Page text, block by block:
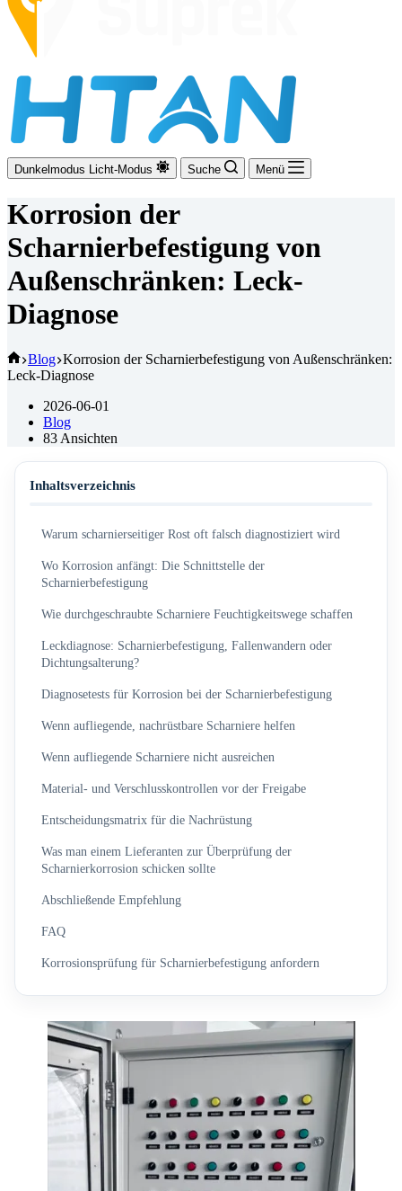
Dunkelmodus Licht-Modus Suche Menü
Korrosion der
Scharnierbefestigung von
Außenschränken: Leck-
Diagnose
Startseite
Blog Korrosion der Scharnierbefestigung von Außenschränken:
Leck-Diagnose
2026-06-01
Blog
83 Ansichten
Inhaltsverzeichnis
Warum scharnierseitiger Rost oft falsch diagnostiziert wird
Wo Korrosion anfängt: Die Schnittstelle der
Scharnierbefestigung
Wie durchgeschraubte Scharniere Feuchtigkeitswege schaffen
Leckdiagnose: Scharnierbefestigung, Fallenwandern oder
Dichtungsalterung?
Diagnosetests für Korrosion bei der Scharnierbefestigung
Wenn aufliegende, nachrüstbare Scharniere helfen
Wenn aufliegende Scharniere nicht ausreichen
Material- und Verschlusskontrollen vor der Freigabe
Entscheidungsmatrix für die Nachrüstung
Was man einem Lieferanten zur Überprüfung der
Scharnierkorrosion schicken sollte
Abschließende Empfehlung
FAQ
Korrosionsprüfung für Scharnierbefestigung anfordern